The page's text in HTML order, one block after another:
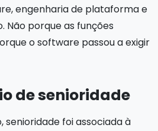
engenharia de plataforma e
Não porque as funções
o software passou a exigir
de senioridade
foi associada à